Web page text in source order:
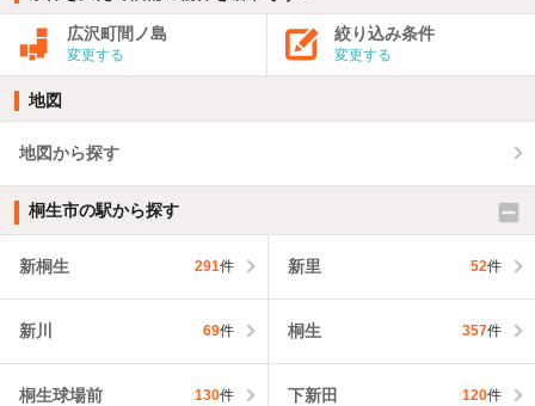
広沢町間ノ島
変更する
絞り込み条件
変更する
地図
地図から探す
桐生市の駅から探す
新桐生 291件 新里 52件
新川 69件 桐生 357件
桐生球場前 130件 下新田 120件